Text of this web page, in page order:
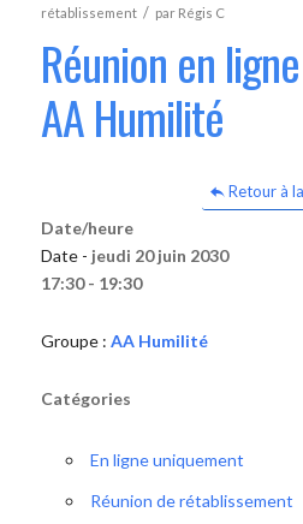
rétablissement / par Régis C
Réunion en
AA Humilité
Retour à
Date/heure
Date - jeudi 20 juin 2030
17:30 - 19:30
Groupe : AA Humilité
Catégories
En ligne uniquement
Réunion de rétablissement